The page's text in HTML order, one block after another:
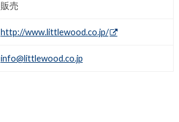
販売
http://www.littlewood.co.jp/
info@littlewood.co.jp